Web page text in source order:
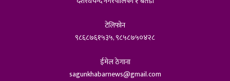
टेलिफोन
९८६८७६१५३५, ९८५८७५०४२८
ईमेल ठेगाना
sagunkhabarnews@gmail.com